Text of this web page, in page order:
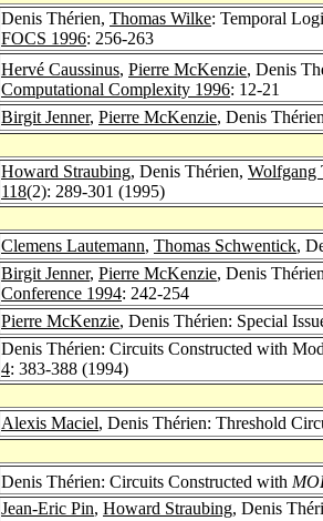
Denis Thérien, Thomas Wilke: Temporal
FOCS 1996: 256-263
Hervé Caussinus, Pierre McKenzie, Denis
Computational Complexity 1996: 12-21
Birgit Jenner, Pierre McKenzie, Denis
Howard Straubing, Denis Thérien, Wolfgang
118(2): 289-301 (1995)
Clemens Lautemann, Thomas Schwentick,
Birgit Jenner, Pierre McKenzie, Denis
Conference 1994: 242-254
Pierre McKenzie, Denis Thérien: Special
Denis Thérien: Circuits Constructed with
4: 383-388 (1994)
Alexis Maciel, Denis Thérien: Threshold
Denis Thérien: Circuits Constructed with
Jean-Eric Pin, Howard Straubing, Denis